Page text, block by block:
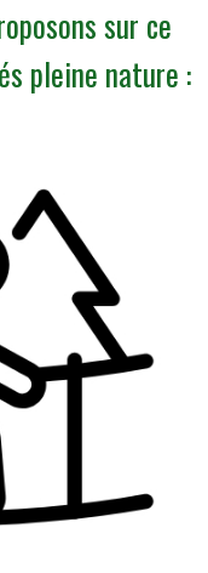
sur ce
pleine nature :